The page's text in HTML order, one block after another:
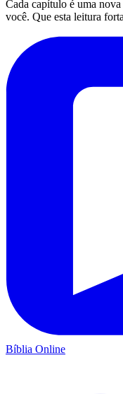
Cada capítulo é uma
você. Que esta leitura
Bíblia Online